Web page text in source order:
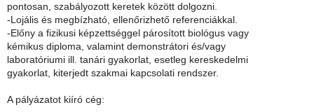
pontosan, szabályozott keretek között dolgozni.
-Lojális és megbízható, ellenőrizhető referenciákkal.
-Előny a fizikusi képzettséggel párosított biológus vagy
kémikus diploma, valamint demonstrátori és/vagy
laboratóriumi ill. tanári gyakorlat, esetleg kereskedelmi
gyakorlat, kiterjedt szakmai kapcsolati rendszer.
A pályázatot kiíró cég: